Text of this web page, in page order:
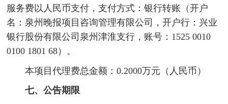
服务费以人民币支付，支付方式：银行转账（开户
名：泉州晚报项目咨询管理有限公司，开户行：兴业
银行股份有限公司泉州津淮支行，账号：1525 0010
0100 1801 68）。
本项目代理费总金额：0.2000万元（人民币）
七、公告期限